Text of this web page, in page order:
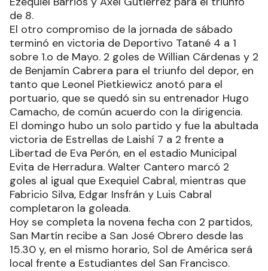
de 8.
El otro compromiso de la jornada de sábado
terminó en victoria de Deportivo Tatané 4 a 1
sobre 1.o de Mayo. 2 goles de Willian Cárdenas y 2
de Benjamín Cabrera para el triunfo del depor, en
tanto que Leonel Pietkiewicz anotó para el
portuario, que se quedó sin su entrenador Hugo
Camacho, de común acuerdo con la dirigencia.
El domingo hubo un solo partido y fue la abultada
victoria de Estrellas de Laishí 7 a 2 frente a
Libertad de Eva Perón, en el estadio Municipal
Evita de Herradura. Walter Cantero marcó 2
goles al igual que Exequiel Cabral, mientras que
Fabricio Silva, Edgar Insfrán y Luis Cabral
completaron la goleada.
Hoy se completa la novena fecha con 2 partidos,
San Martín recibe a San José Obrero desde las
15.30 y, en el mismo horario, Sol de América será
local frente a Estudiantes del San Francisco.